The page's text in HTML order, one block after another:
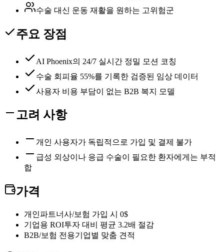
수술 대신 운동 재활을 원하는 고위험군
주요 장점
AI Phoenix의 24/7 실시간 정밀 모션 코칭
수술 회피율 55%를 기록한 검증된 임상 데이터
사용자 비용 부담이 없는 B2B 복지 모델
고려 사항
개인 사용자가 독립적으로 가입 및 결제 불가
급성 외상이나 응급 수술이 필요한 환자에게는 부적
합
가격
개인파트너사/보험 가입 시 0$
기업용 ROI투자 대비 평균 3.2배 절감
B2B/보험 전용기업별 맞춤 견적